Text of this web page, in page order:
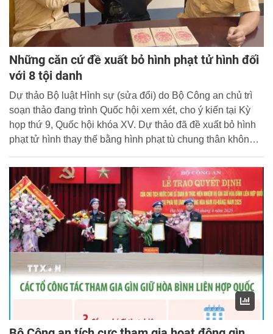
Những căn cứ đề xuất bỏ hình phạt tử hình đối
với 8 tội danh
Dự thảo Bộ luật Hình sự (sửa đổi) do Bộ Công an chủ trì
soạn thảo đang trình Quốc hội xem xét, cho ý kiến tại Kỳ
họp thứ 9, Quốc hội khóa XV. Dự thảo đã đề xuất bỏ hình
phạt tử hình thay thế bằng hình phạt tù chung thân không